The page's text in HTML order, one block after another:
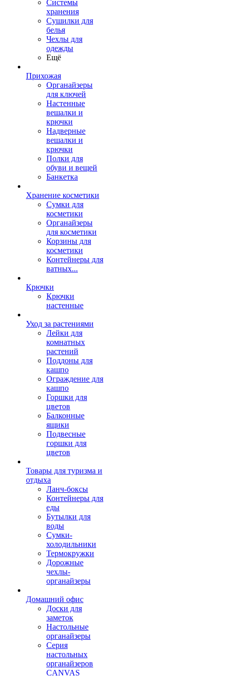
Системы
хранения
Сушилки для
белья
Чехлы для
одежды
Ещё
Прихожая
Органайзеры
для ключей
Настенные
вешалки и
крючки
Надверные
вешалки и
крючки
Полки для
обуви и вещей
Банкетка
Хранение косметики
Сумки для
косметики
Органайзеры
для косметики
Корзины для
косметики
Контейнеры для
ватных...
Крючки
Крючки
настенные
Уход за растениями
Лейки для
комнатных
растений
Поддоны для
кашпо
Ограждение для
кашпо
Горшки для
цветов
Балконные
ящики
Подвесные
горшки для
цветов
Товары для туризма и
отдыха
Ланч-боксы
Контейнеры для
еды
Бутылки для
воды
Сумки-
холодильники
Термокружки
Дорожные
чехлы-
органайзеры
Домашний офис
Доски для
заметок
Настольные
органайзеры
Серия
настольных
органайзеров
CANVAS